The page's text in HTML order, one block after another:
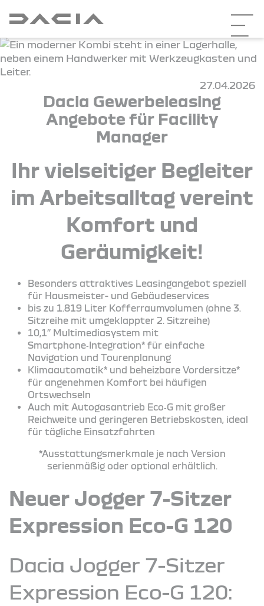
27.04.2026
Dacia Gewerbeleasing
Angebote für Facility
Manager
Ihr vielseitiger Begleiter
im Arbeitsalltag vereint
Komfort und
Geräumigkeit!
Besonders attraktives Leasingangebot speziell
für Hausmeister- und Gebäudeservices
bis zu 1.819 Liter Kofferraumvolumen (ohne 3.
Sitzreihe mit umgeklappter 2. Sitzreihe)
10,1’’ Multimediasystem mit
Smartphone‑Integration* für einfache
Navigation und Tourenplanung
Klimaautomatik* und beheizbare Vordersitze*
für angenehmen Komfort bei häufigen
Ortswechseln
Auch mit Autogasantrieb Eco‑G mit großer
Reichweite und geringeren Betriebskosten, ideal
für tägliche Einsatzfahrten
*Ausstattungsmerkmale je nach Version
serienmäßig oder optional erhältlich.
Neuer Jogger 7-Sitzer
Expression Eco-G 120
Dacia Jogger 7-Sitzer
Expression Eco-G 120: